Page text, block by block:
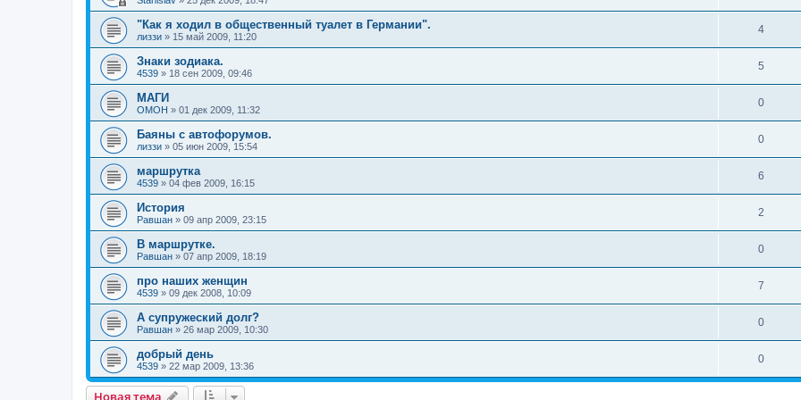
"Как я ходил в общественный туалет в Германии".
лиззи » 15 май 2009, 11:20
4
Знаки зодиака.
4539 » 18 сен 2009, 09:46
5
МАГИ
OMOH » 01 дек 2009, 11:32
0
Баяны с автофорумов.
лиззи » 05 июн 2009, 15:54
0
маршрутка
4539 » 04 фев 2009, 16:15
6
История
Равшан » 09 апр 2009, 23:15
2
В маршрутке.
Равшан » 07 апр 2009, 18:19
0
про наших женщин
4539 » 09 дек 2008, 10:09
7
А супружеский долг?
Равшан » 26 мар 2009, 10:30
0
добрый день
4539 » 22 мар 2009, 13:36
0